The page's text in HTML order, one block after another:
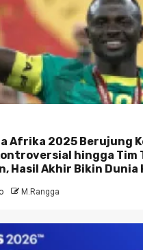
Afrika 2025 Berujung
hingga Tim
Hasil Akhir Bikin Dunia
M.Rangga